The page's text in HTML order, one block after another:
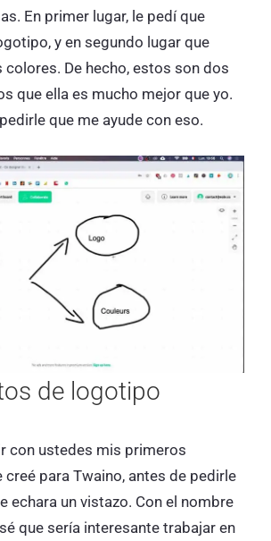
En primer lugar, le pedí que
y en segundo lugar que
colores. De hecho, estos son dos
que ella es mucho mejor que yo.
que me ayude con eso.
de logotipo
con ustedes mis primeros
para Twaino, antes de pedirle
echara un vistazo. Con el nombre
que sería interesante trabajar en